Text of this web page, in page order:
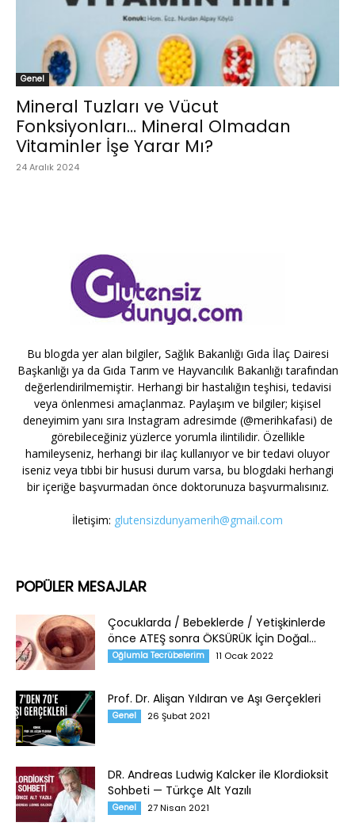
Genel
Mineral Tuzları ve Vücut
Fonksiyonları… Mineral Olmadan
Vitaminler İşe Yarar Mı?
24 Aralık 2024
Bu blogda yer alan bilgiler, Sağlık Bakanlığı Gıda İlaç Dairesi
Başkanlığı ya da Gıda Tarım ve Hayvancılık Bakanlığı tarafından
değerlendirilmemiştir. Herhangi bir hastalığın teşhisi, tedavisi
veya önlenmesi amaçlanmaz. Paylaşım ve bilgiler; kişisel
deneyimim yanı sıra Instagram adresimde (@merihkafasi) de
görebileceğiniz yüzlerce yorumla ilintilidir. Özellikle
hamileyseniz, herhangi bir ilaç kullanıyor ve bir tedavi oluyor
iseniz veya tıbbi bir hususi durum varsa, bu blogdaki herhangi
bir içeriğe başvurmadan önce doktorunuza başvurmalısınız.
İletişim: glutensizdunyamerih@gmail.com
POPÜLER MESAJLAR
Çocuklarda / Bebeklerde / Yetişkinlerde
önce ATEŞ sonra ÖKSÜRÜK İçin Doğal...
Oğlumla Tecrübelerim 11 Ocak 2022
Prof. Dr. Alişan Yıldıran ve Aşı Gerçekleri
Genel 26 Şubat 2021
DR. Andreas Ludwig Kalcker ile Klordioksit
Sohbeti — Türkçe Alt Yazılı
Genel 27 Nisan 2021